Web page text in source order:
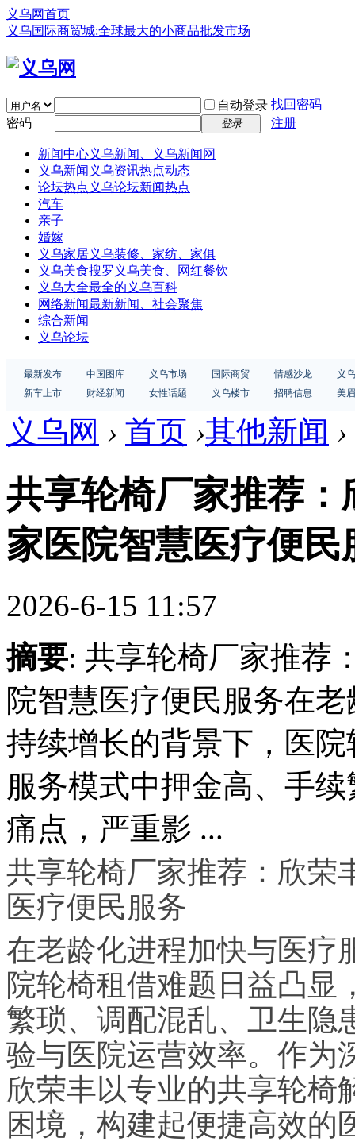
义乌网首页
义乌国际商贸城:全球最大的小商品批发市场
自动登录 找回密码
密码
登录 注册
新闻中心义乌新闻、义乌新闻网
义乌新闻 义乌资讯热点动态
论坛热点 义乌论坛新闻热点
汽车
亲子
婚嫁
义乌家居义乌装修、家纺、家俱
义乌美食搜罗义乌美食、网红餐饮
义乌大全最全的义乌百科
网络新闻最新新闻、社会聚焦
综合新闻
义乌论坛
最新发布 中国图库 义乌市场 国际商贸 情感沙龙
义
新车上市
财经新闻 女性话题 义乌楼市 招聘信息 美
义乌网 › 首页 ›其他新闻 ›
共享轮椅厂家推荐
家医院智慧医疗便民
2026-6-15 11:57
摘要: 共享轮椅厂家推荐
院智慧医疗便民服务在
持续增长的背景下，医
服务模式中押金高、手
痛点，严重影 ...
共享轮椅厂家推荐：欣荣
医疗便民服务
在老龄化进程加快与医疗
院轮椅租借难题日益凸显
繁琐、调配混乱、卫生隐
验与医院运营效率。作为
欣荣丰以专业的共享轮椅
困境，构建起便捷高效的